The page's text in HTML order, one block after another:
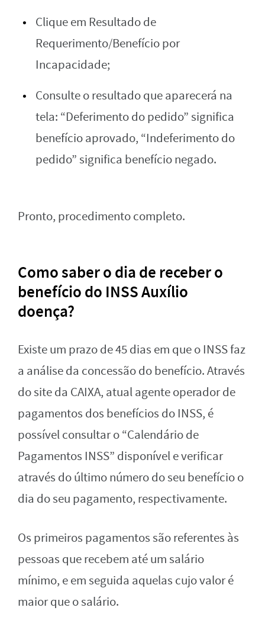
Clique em Resultado de
Requerimento/Benefício por
Incapacidade;
Consulte o resultado que aparecerá na
tela: “Deferimento do pedido” significa
benefício aprovado, “Indeferimento do
pedido” significa benefício negado.
Pronto, procedimento completo.
Como saber o dia de receber o
benefício do INSS Auxílio
doença?
Existe um prazo de 45 dias em que o INSS faz
a análise da concessão do benefício. Através
do site da CAIXA, atual agente operador de
pagamentos dos benefícios do INSS, é
possível consultar o “Calendário de
Pagamentos INSS” disponível e verificar
através do último número do seu benefício o
dia do seu pagamento, respectivamente.
Os primeiros pagamentos são referentes às
pessoas que recebem até um salário
mínimo, e em seguida aquelas cujo valor é
maior que o salário.